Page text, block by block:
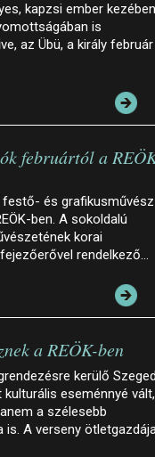
kapzsi ember kezében
is
az Übü, a király február
februártól a
festő- és grafikusművész
ben. A sokoldalú
korai
rendelkező…
a REÖK-ben
kerülő
eseménnyé vált,
a szélesebb
A verseny